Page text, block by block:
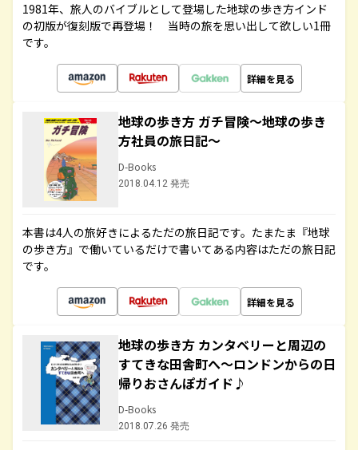
1981年、旅人のバイブルとして登場した地球の歩き方インド
の初版が復刻版で再登場！ 当時の旅を思い出して欲しい1冊
です。
詳細を見る
地球の歩き方 ガチ冒険～地球の歩き
方社員の旅日記～
D-Books
2018.04.12 発売
本書は4人の旅好きによるただの旅日記です。たまたま『地球
の歩き方』で働いているだけで書いてある内容はただの旅日記
です。
詳細を見る
地球の歩き方 カンタベリーと周辺の
すてきな田舎町へ～ロンドンからの日
帰りおさんぽガイド♪
D-Books
2018.07.26 発売